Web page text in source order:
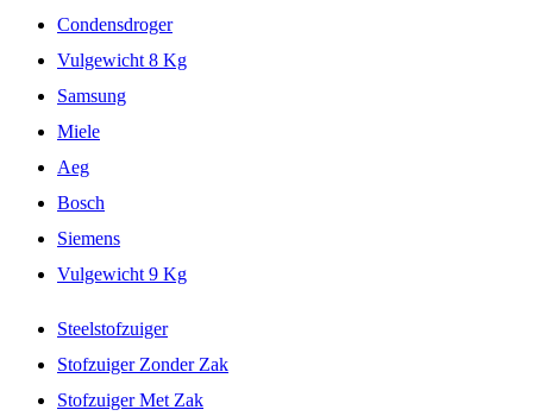
Condensdroger
Vulgewicht 8 Kg
Samsung
Miele
Aeg
Bosch
Siemens
Vulgewicht 9 Kg
Steelstofzuiger
Stofzuiger Zonder Zak
Stofzuiger Met Zak